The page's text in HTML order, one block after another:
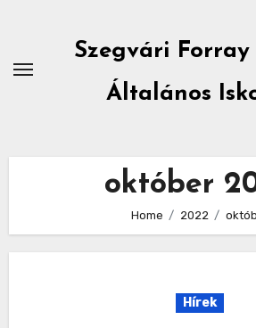
content
Szegvári
Általános
október
Home 2022
Hírek